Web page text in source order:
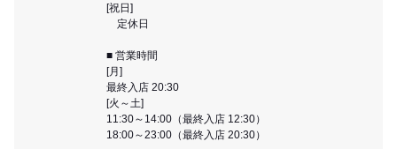
[祝日]
定休日
■ 営業時間
[月]
最終入店 20:30
[火～土]
11:30～14:00（最終入店 12:30）
18:00～23:00（最終入店 20:30）